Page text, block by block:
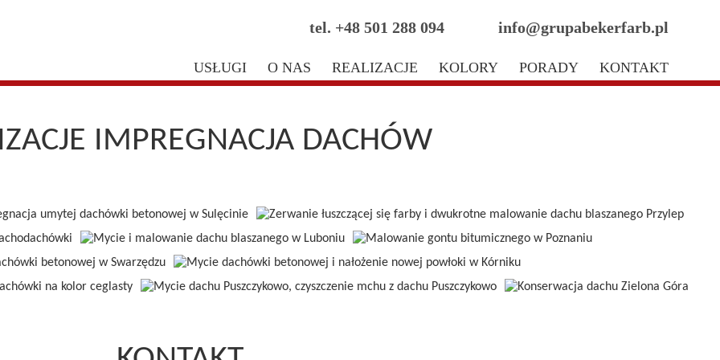
tel. +48 501 288 094 info@grupabekerfarb.pl
USŁUGI O NAS REALIZACJE KOLORY PORADY KONTAKT
IMPREGNACJA DACHÓW